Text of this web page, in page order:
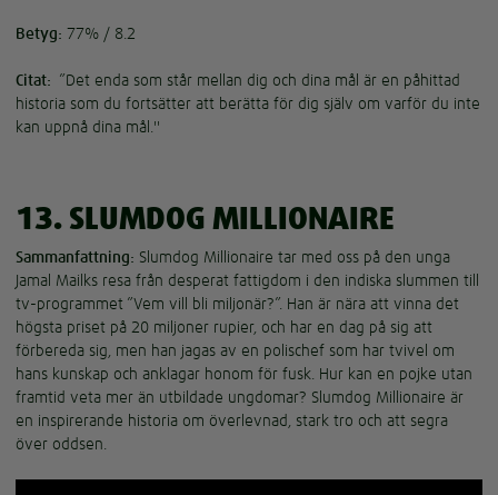
Betyg: 77% / 8.2
Citat: ”Det enda som står mellan dig och dina mål är en påhittad
historia som du fortsätter att berätta för dig själv om varför du inte
kan uppnå dina mål."
13. SLUMDOG MILLIONAIRE
Sammanfattning: Slumdog Millionaire tar med oss på den unga
Jamal Mailks resa från desperat fattigdom i den indiska slummen till
tv-programmet ”Vem vill bli miljonär?”. Han är nära att vinna det
högsta priset på 20 miljoner rupier, och har en dag på sig att
förbereda sig, men han jagas av en polischef som har tvivel om
hans kunskap och anklagar honom för fusk. Hur kan en pojke utan
framtid veta mer än utbildade ungdomar? Slumdog Millionaire är
en inspirerande historia om överlevnad, stark tro och att segra
över oddsen.